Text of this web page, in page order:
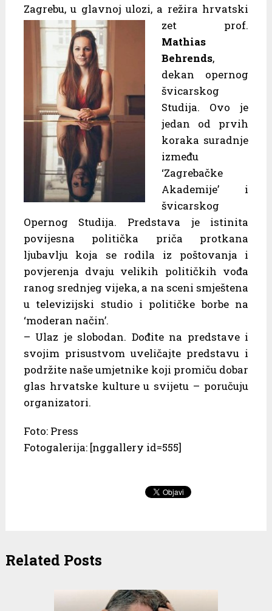
Zagrebu, u glavnoj ulozi, a režira hrvatski
zet prof.
Mathias
Behrends,
dekan opernog
švicarskog
Studija. Ovo je
jedan od prvih
koraka suradnje
između
‘Zagrebačke
Akademije’ i
švicarskog
Opernog Studija. Predstava je istinita
povijesna politička priča protkana
ljubavlju koja se rodila iz poštovanja i
povjerenja dvaju velikih političkih vođa
ranog srednjeg vijeka, a na sceni smještena
u televizijski studio i političke borbe na
‘moderan način’.
– Ulaz je slobodan. Dođite na predstave i
svojim prisustvom uveličajte predstavu i
podržite naše umjetnike koji promiču dobar
glas hrvatske kulture u svijetu – poručuju
organizatori.
Foto: Press
Fotogalerija: [nggallery id=555]
Related Posts